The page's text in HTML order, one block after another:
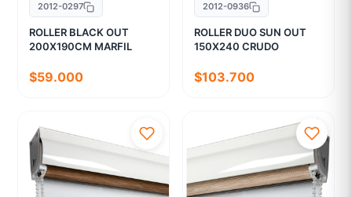
2012-0297
ROLLER BLACK OUT
200X190CM MARFIL
$59.000
2012-0936
ROLLER DUO SUN OUT
150X240 CRUDO
$103.700